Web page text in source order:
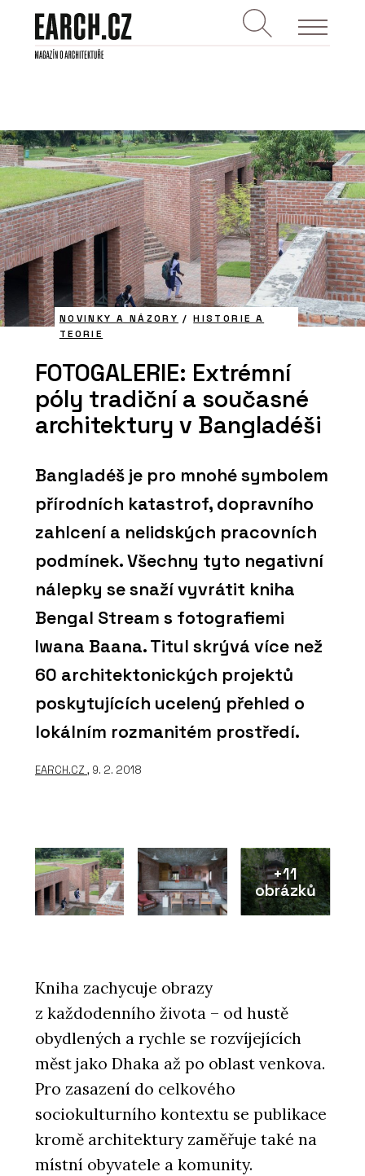
NOVINKY A NÁZORY /HISTORIE A
TEORIE
FOTOGALERIE: Extrémní
póly tradiční a současné
architektury v Bangladéši
Bangladéš je pro mnohé symbolem
přírodních katastrof, dopravního
zahlcení a nelidských pracovních
podmínek. Všechny tyto negativní
nálepky se snaží vyvrátit kniha
Bengal Stream s fotografiemi
Iwana Baana. Titul skrývá více než
60 architektonických projektů
poskytujících ucelený přehled o
lokálním rozmanitém prostředí.
EARCH.CZ , 9. 2. 2018
+11
obrázků
Kniha zachycuje obrazy
z každodenního života – od hustě
obydlených a rychle se rozvíjejících
měst jako Dhaka až po oblast venkova.
Pro zasazení do celkového
sociokulturního kontextu se publikace
kromě architektury zaměřuje také na
místní obyvatele a komunity.